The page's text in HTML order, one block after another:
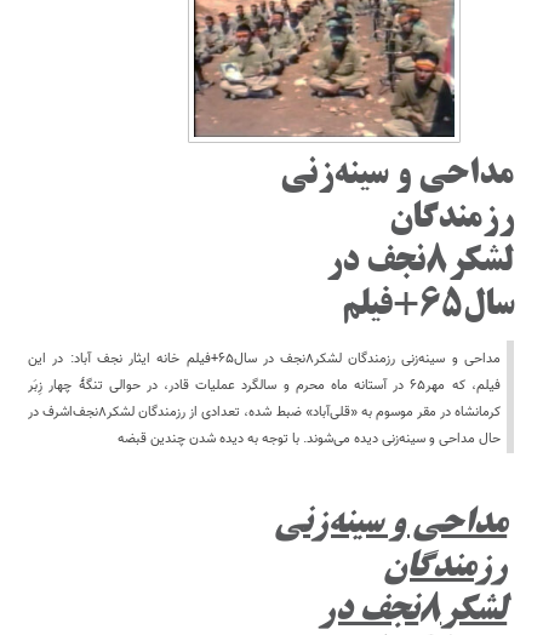
مداحی و سینه‌زنی
رزمندگان
لشکر۸نجف در
سال۶۵+فیلم
مداحی و سینه‌زنی رزمندگان لشکر۸نجف در سال۶۵+فیلم خانه ایثار نجف آباد: در این
فیلم، که مهر۶۵ در آستانه ماه محرم و سالگرد عملیات قادر، در حوالی تنگۀ چهار زِبَر
کرمانشاه در مقر موسوم به «قلی‌آباد» ضبط شده، تعدادی از رزمندگان لشکر۸نجف‌اشرف در
حال مداحی و سینه‌زنی دیده می‌شوند. با توجه به دیده شدن چندین قبضه
مداحی و سینه‌زنی
رزمندگان
لشکر۸نجف در